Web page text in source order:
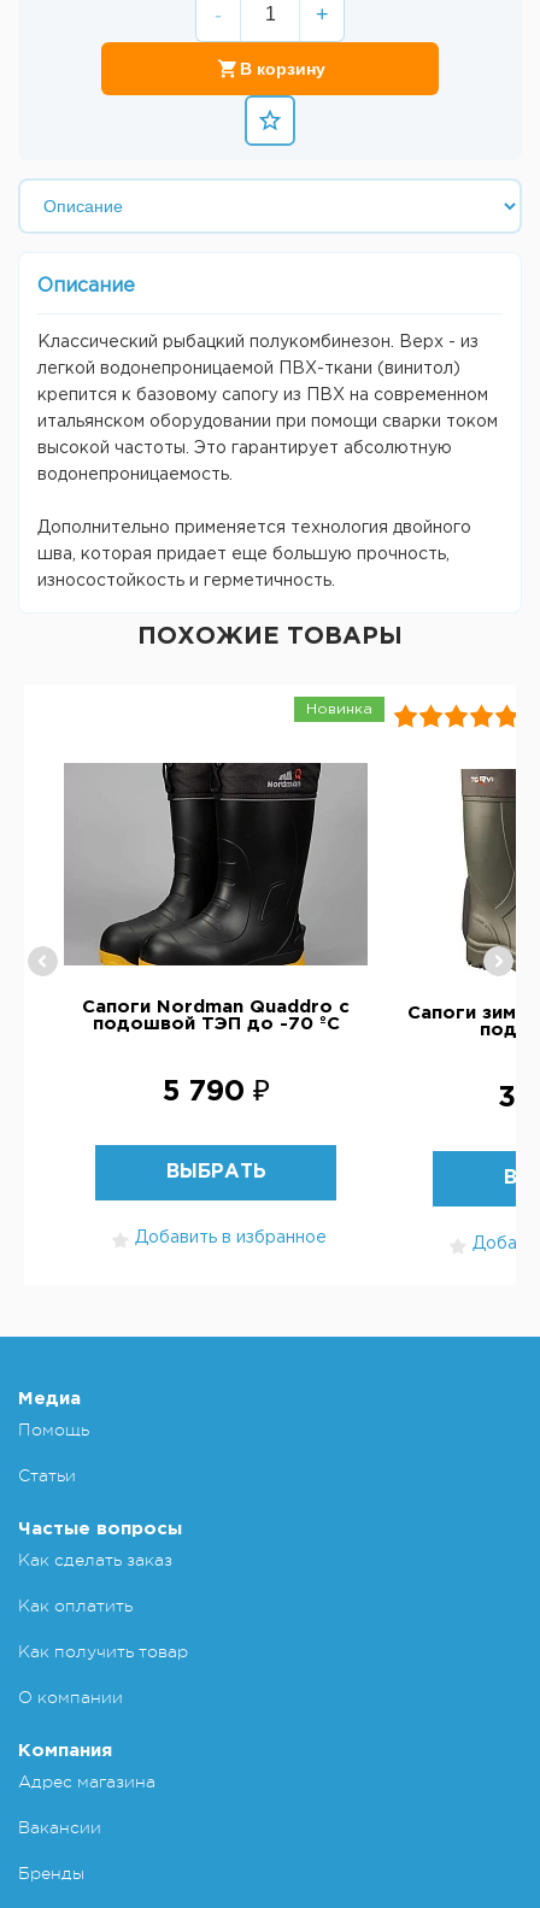
- +
В корзину
Описание
Классический рыбацкий полукомбинезон. Верх - из
легкой водонепроницаемой ПВХ-ткани (винитол)
крепится к базовому сапогу из ПВХ на современном
итальянском оборудовании при помощи сварки током
высокой частоты. Это гарантирует абсолютную
водонепроницаемость.
Дополнительно применяется технология двойного
шва, которая придает еще большую прочность,
износостойкость и герметичность.
ПОХОЖИЕ ТОВАРЫ
Новинка
Сапоги Nordman Quaddro с
подошвой ТЭП до -70 ºС
5 790 ₽
ВЫБРАТЬ
Добавить в избранное
Сапоги
3
Медиа
Помощь
Статьи
Частые вопросы
Как сделать заказ
Как оплатить
Как получить товар
О компании
Компания
Адрес магазина
Вакансии
Бренды